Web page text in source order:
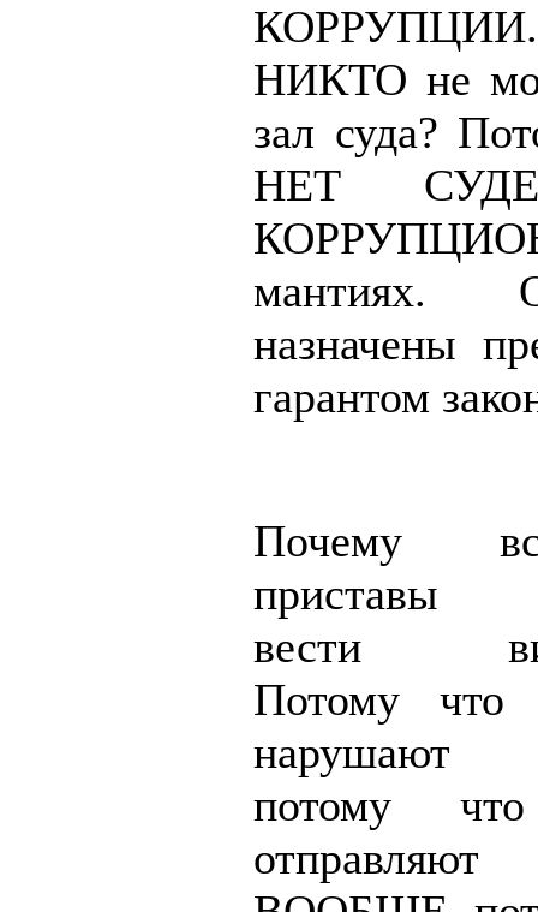
НИКТО не
зал суда?
НЕТ
назначены
гарантом
Почему
приставы
вести
Потому
потому
отправляют